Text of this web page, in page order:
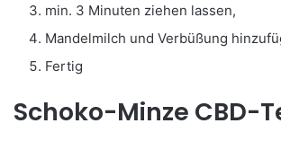
min. 3 Minuten ziehen lassen,
Mandelmilch und Verbüßung
Fertig
Schoko-Minze CBD-